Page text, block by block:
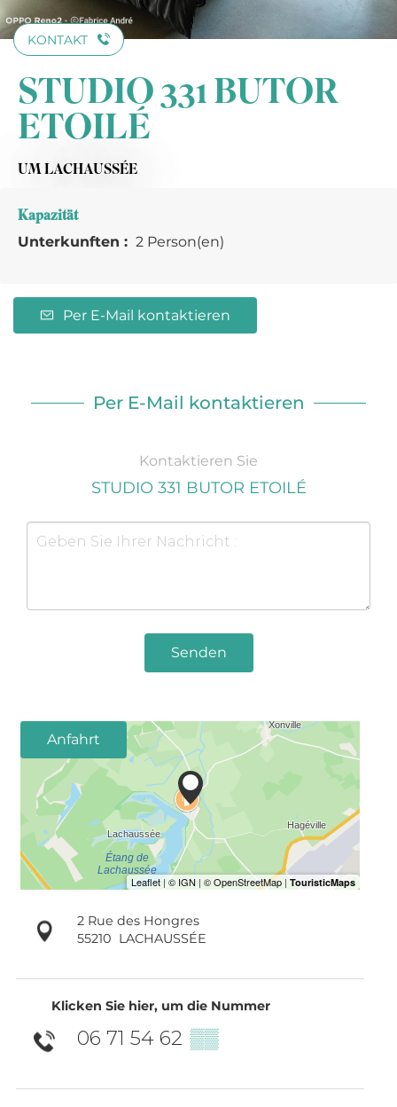
KONTAKT
STUDIO 331 BUTOR
ETOILÉ
UM LACHAUSSÉE
Kapazität
Unterkunften : 2 Person(en)
Per E-Mail kontaktieren
Per E-Mail kontaktieren
Kontaktieren Sie
STUDIO 331 BUTOR ETOILÉ
Senden
Anfahrt
2 Rue des Hongres
55210 LACHAUSSÉE
Klicken Sie hier, um die Nummer
06 71 54 62 ▒▒